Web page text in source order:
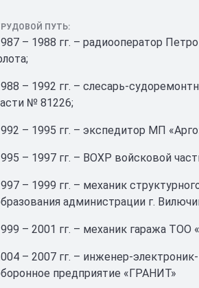
ПУТЬ:
– 1988 гг. – радиооператор
– 1992 гг. – слесарь-
№ 81226;
– 1995 гг. – экспедитор МП
– 1997 гг. – ВОХР войсковой
– 1999 гг. – механик
администрации г.
– 2001 гг. – механик гаража
– 2007 гг. – инженер-
предприятие «ГРАНИТ»